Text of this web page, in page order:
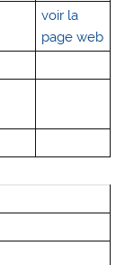
voir la
page web